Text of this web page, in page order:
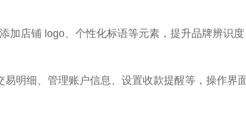
加店铺 logo、个性化标语等元素，提升品牌辨识
明细、管理账户信息、设置收款提醒等，操作界